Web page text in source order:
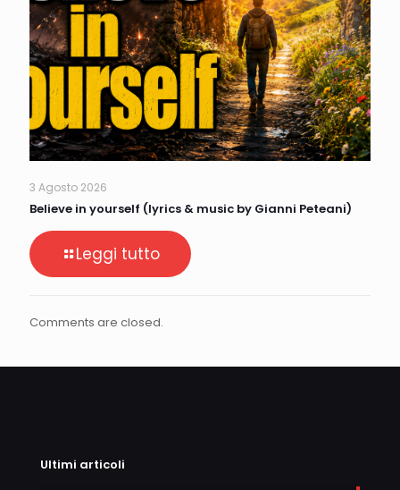
3 Agosto 2026
Believe in yourself (lyrics & music by Gianni Peteani)
Leggi tutto
Comments are closed.
Ultimi articoli